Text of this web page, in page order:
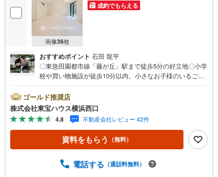
画像36枚
成約でもらえる
おすすめポイント 石田 龍平
〇東急田園都市線「藤が丘」駅まで徒歩5分の好立地〇小学
校や買い物施設が徒歩10分以内。小さなお子様のいるご家
房等、寛ぎと機能性を両立した居住空間ーーーーYahoo！
不動産キャンペーン対象店舗ーーーー当店で物件を成約す
るとPayPayボーナスライトがもらえる「Yahoo！ 不動産
物件ご成約キャンペーン」の対象になります。「資料をも
らう」「見学予約をする」ボタンからお問い合わせくださ
い。※必ずYahoo！ JAPAN IDでログインしてください。※P
限は付与日から60日です。ーーーーーーーーーーーーーー
ゴールド推奨店
株式会社東宝ハウス横浜西口
4.8 不動産会社レビュー 42件
資料をもらう （無料）
電話する （通話料無料）